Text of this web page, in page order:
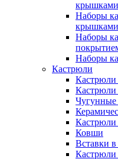
крышками
Наборы
крышками
Наборы
Наборы
Кастрюли
Кастрюли
Кастрюли
Чугунные
Кастрюли
Ковши
Вставки
Кастрюли